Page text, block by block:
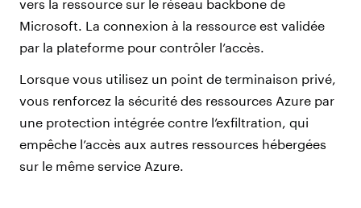
vers la ressource sur le réseau backbone de
Microsoft. La connexion à la ressource est validée
par la plateforme pour contrôler l’accès.
Lorsque vous utilisez un point de terminaison privé,
vous renforcez la sécurité des ressources Azure par
une protection intégrée contre l’exfiltration, qui
empêche l’accès aux autres ressources hébergées
sur le même service Azure.